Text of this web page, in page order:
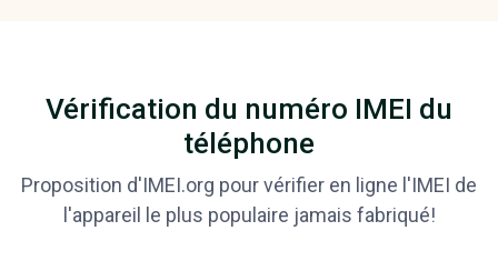
Vérification du numéro IMEI du
téléphone
Proposition d'IMEI.org pour vérifier en ligne l'IMEI de
l'appareil le plus populaire jamais fabriqué!